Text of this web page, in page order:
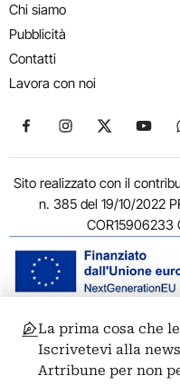
Chi siamo
Pubblicità
Contatti
Lavora con noi
Seguici su Facebook
Seguici suSeguici su X
Sito realizzato con il
n. 385 del 19/10/2022
COR15906233
© 2011-2026 ARTRIBUNE
00186 Roma - P.I.
Privacy: Responsabile della
La prima cosa che
Iscrivetevi alla
Artribune per non